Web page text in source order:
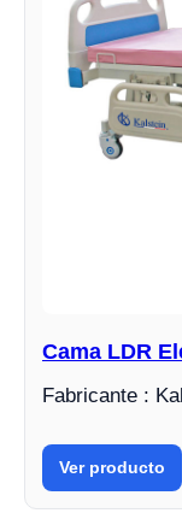
Cama LDR
Fabricante :
Ver producto